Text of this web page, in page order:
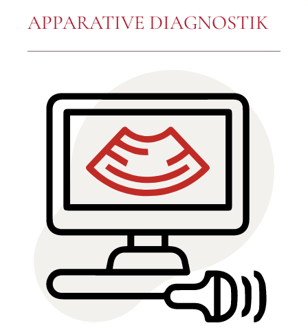
APPARATIVE DIAGNOSTIK